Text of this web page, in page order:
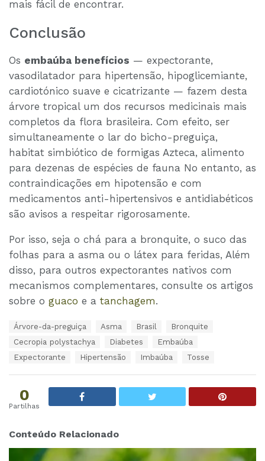
mais fácil de encontrar.
Conclusão
Os embaúba benefícios — expectorante,
vasodilatador para hipertensão, hipoglicemiante,
cardiotónico suave e cicatrizante — fazem desta
árvore tropical um dos recursos medicinais mais
completos da flora brasileira. Com efeito, ser
simultaneamente o lar do bicho-preguiça,
habitat simbiótico de formigas Azteca, alimento
para dezenas de espécies de fauna No entanto, as
contraindicações em hipotensão e com
medicamentos anti-hipertensivos e antidiabéticos
são avisos a respeitar rigorosamente.
Por isso, seja o chá para a bronquite, o suco das
folhas para a asma ou o látex para feridas, Além
disso, para outros expectorantes nativos com
mecanismos complementares, consulte os artigos
sobre o guaco e a tanchagem.
Árvore-da-preguiça Asma Brasil
Bronquite
Cecropia polystachya
Diabetes
Embaúba
Expectorante
Hipertensão Imbaúba Tosse
0
Partilhas
Conteúdo Relacionado